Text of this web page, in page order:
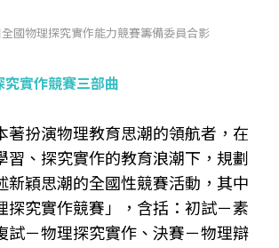
國物理探究實作能力競賽籌備委員合影
實作競賽三部曲
著扮演物理教育思潮的領航者，在
習、探究實作的教育浪潮下，規劃
新穎思潮的全國性競賽活動，其中
探究實作競賽」，含括：初試－素
試－物理探究實作、決賽－物理辯